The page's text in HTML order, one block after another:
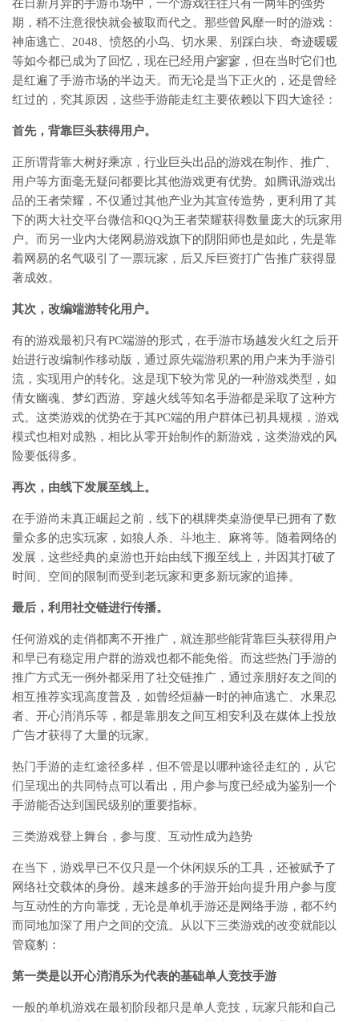
在日新月异的手游市场中，一个游戏往往只有一两年的强势
期，稍不注意很快就会被取而代之。那些曾风靡一时的游戏：
神庙逃亡、2048、愤怒的小鸟、切水果、别踩白块、奇迹暖暖
等如今都已成为了回忆，现在已经用户寥寥，但在当时它们也
是红遍了手游市场的半边天。而无论是当下正火的，还是曾经
红过的，究其原因，这些手游能走红主要依赖以下四大途径：
首先，背靠巨头获得用户。
正所谓背靠大树好乘凉，行业巨头出品的游戏在制作、推广、
用户等方面毫无疑问都要比其他游戏更有优势。如腾讯游戏出
品的王者荣耀，不仅通过其他产业为其宣传造势，更利用了其
下的两大社交平台微信和QQ为王者荣耀获得数量庞大的玩家用
户。而另一业内大佬网易游戏旗下的阴阳师也是如此，先是靠
着网易的名气吸引了一票玩家，后又斥巨资打广告推广获得显
著成效。
其次，改编端游转化用户。
有的游戏最初只有PC端游的形式，在手游市场越发火红之后开
始进行改编制作移动版，通过原先端游积累的用户来为手游引
流，实现用户的转化。这是现下较为常见的一种游戏类型，如
倩女幽魂、梦幻西游、穿越火线等知名手游都是采取了这种方
式。这类游戏的优势在于其PC端的用户群体已初具规模，游戏
模式也相对成熟，相比从零开始制作的新游戏，这类游戏的风
险要低得多。
再次，由线下发展至线上。
在手游尚未真正崛起之前，线下的棋牌类桌游便早已拥有了数
量众多的忠实玩家，如狼人杀、斗地主、麻将等。随着网络的
发展，这些经典的桌游也开始由线下搬至线上，并因其打破了
时间、空间的限制而受到老玩家和更多新玩家的追捧。
最后，利用社交链进行传播。
任何游戏的走俏都离不开推广，就连那些能背靠巨头获得用户
和早已有稳定用户群的游戏也都不能免俗。而这些热门手游的
推广方式无一例外都采用了社交链推广，通过亲朋好友之间的
相互推荐实现高度普及，如曾经烜赫一时的神庙逃亡、水果忍
者、开心消消乐等，都是靠朋友之间互相安利及在媒体上投放
广告才获得了大量的玩家。
热门手游的走红途径多样，但不管是以哪种途径走红的，从它
们呈现出的共同特点可以看出，用户参与度已经成为鉴别一个
手游能否达到国民级别的重要指标。
三类游戏登上舞台，参与度、互动性成为趋势
在当下，游戏早已不仅只是一个休闲娱乐的工具，还被赋予了
网络社交载体的身份。越来越多的手游开始向提升用户参与度
与互动性的方向靠拢，无论是单机手游还是网络手游，都不约
而同地加深了用户之间的交流。从以下三类游戏的改变就能以
管窥豹：
第一类是以开心消消乐为代表的基础单人竞技手游
一般的单机游戏在最初阶段都只是单人竞技，玩家只能和自己